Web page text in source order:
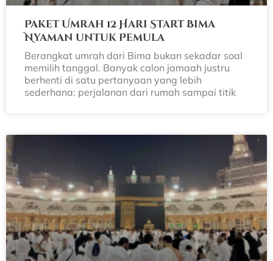
Paket Umrah 12 Hari Start Bima
Nyaman untuk Pemula
Berangkat umrah dari Bima bukan sekadar soal
memilih tanggal. Banyak calon jamaah justru
berhenti di satu pertanyaan yang lebih
sederhana: perjalanan dari rumah sampai titik